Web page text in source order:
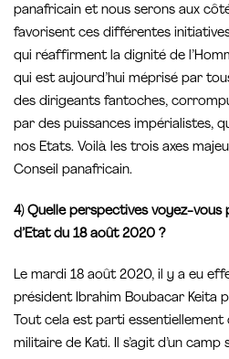
panafricain et nous serons aux
favorisent ces différentes
qui réaffirment la dignité de
qui est aujourd’hui méprisé par
des dirigeants fantoches,
par des puissances impérialistes,
nos Etats. Voilà les trois axes
Conseil panafricain.
4) Quelle perspectives voyez-vous
d’Etat du 18 août 2020 ?
Le mardi 18 août 2020, il y a eu
président Ibrahim Boubacar Keita
Tout cela est parti essentiellement
militaire de Kati. Il s’agit d’un